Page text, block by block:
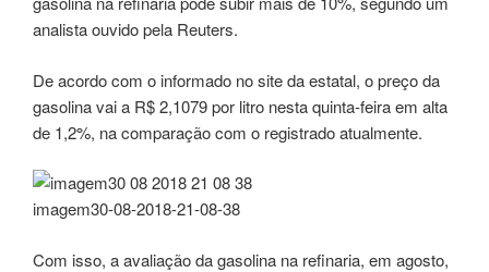
analista ouvido pela Reuters.
De acordo com o informado no site da estatal, o preço da
gasolina vai a R$ 2,1079 por litro nesta quinta-feira em alta
de 1,2%, na comparação com o registrado atualmente.
imagem30-08-2018-21-08-38
Com isso, a avaliação da gasolina na refinaria, em agosto,